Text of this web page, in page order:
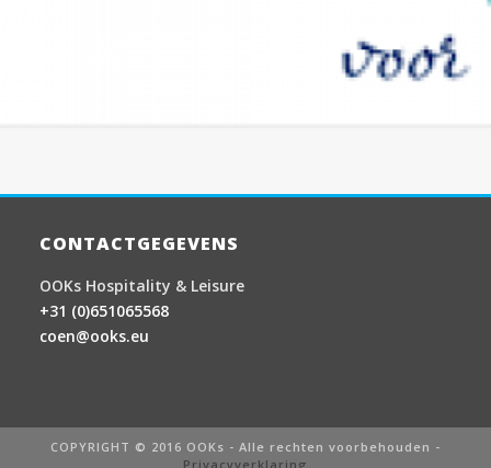
CONTACTGEGEVENS
OOKs Hospitality & Leisure
+31 (0)651065568
coen@ooks.eu
COPYRIGHT © 2016 OOKs - Alle rechten voorbehouden -
Privacyverklaring